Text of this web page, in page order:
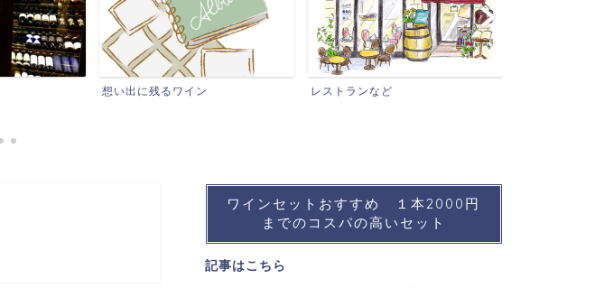
想い出に残るワイン レストランなど
ワインセットおすすめ １本2000円
までのコスパの高いセット
記事はこちら